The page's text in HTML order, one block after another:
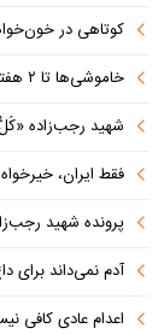
کوتاهی در
خاموشی‌ها تا ۲ هفته آینده به حداقل می‌رسد
شهید رجب‌زاده «کُلُّ
فقط ایران،
پرونده شهید
آدم نمی‌داند برای
اعدام عادی کافی